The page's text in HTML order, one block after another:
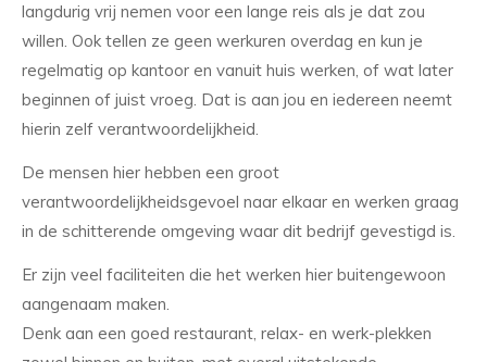
langdurig vrij nemen voor een lange reis als je dat zou
willen. Ook tellen ze geen werkuren overdag en kun je
regelmatig op kantoor en vanuit huis werken, of wat later
beginnen of juist vroeg. Dat is aan jou en iedereen neemt
hierin zelf verantwoordelijkheid.
De mensen hier hebben een groot
verantwoordelijkheidsgevoel naar elkaar en werken graag
in de schitterende omgeving waar dit bedrijf gevestigd is.
Er zijn veel faciliteiten die het werken hier buitengewoon
aangenaam maken.
Denk aan een goed restaurant, relax- en werk-plekken